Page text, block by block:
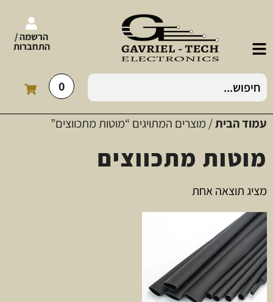
הרשמה /
התחברות
0
עמוד הבית/ מוצרים המתויגים “מוטות מתכווצים”
מוטות מתכווצים
מציג תוצאה אחת